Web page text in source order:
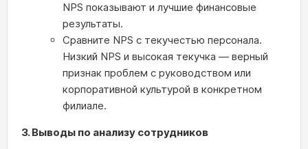
NPS показывают и лучшие финансовые
результаты.
Сравните NPS с текучестью персонала.
Низкий NPS и высокая текучка — верный
признак проблем с руководством или
корпоративной культурой в конкретном
филиале.
3. Выводы по анализу сотрудников